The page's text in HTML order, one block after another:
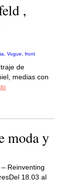
,
de
medias con
moda y
Reinventing
18.03 al